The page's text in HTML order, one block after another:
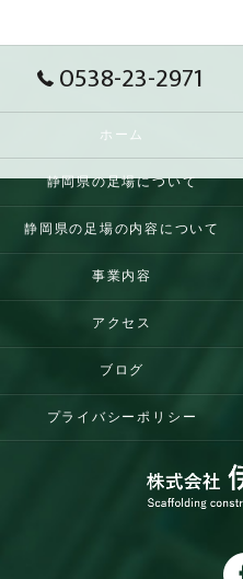
0538-23-2971
ホーム
静岡県の足場について
静岡県の足場の内容について
事業内容
アクセス
ブログ
プライバシーポリシー